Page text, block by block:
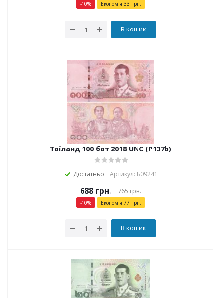
-10% Економія 33 грн.
В кошик
Таїланд 100 бат 2018 UNC (P137b)
Достатньо Артикул: Б09241
688грн. 765грн.
-10% Економія 77 грн.
В кошик